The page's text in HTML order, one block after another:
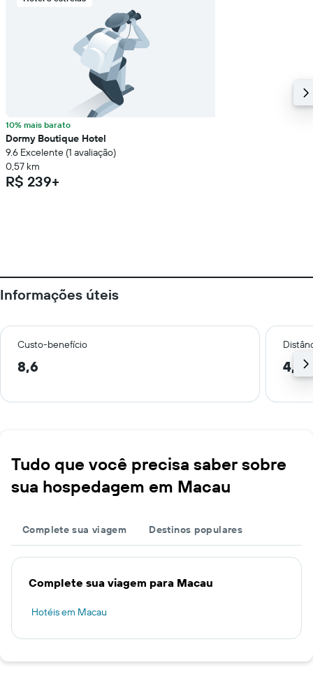
10% mais barato
Dormy Boutique Hotel
9.6 Excelente (1 avaliação)
0,57 km
R$ 239+
Informações úteis
Custo-benefício
8,6 4,5
Tudo que você precisa saber sobre
sua hospedagem em Macau
Complete sua viagem Destinos populares
Complete sua viagem para Macau
Hotéis em Macau